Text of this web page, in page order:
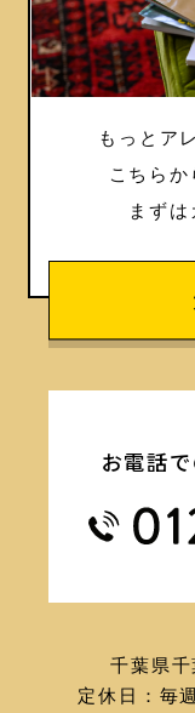
もっとア
こちら
まず
お電話
千葉県
定休日：毎